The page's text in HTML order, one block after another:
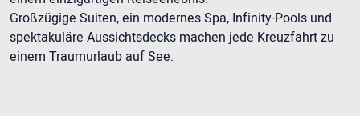
Großzügige Suiten, ein modernes Spa, Infinity-Pools und
spektakuläre Aussichtsdecks machen jede Kreuzfahrt zu
einem Traumurlaub auf See.